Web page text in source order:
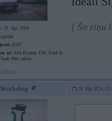
29. Apr 2004
8337
ar: Alfa Romeo 159, Ford S-
900 cabrio
[ Šo ziņu
28. Mar 2024,